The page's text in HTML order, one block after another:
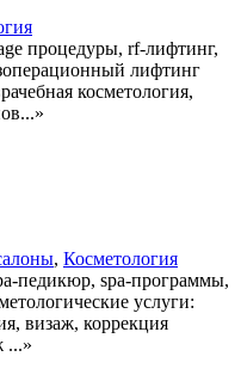
процедуры, rf-лифтинг,
лифтинг
косметология,
, Косметология
педикюр, spa-программы,
услуги:
визаж, коррекция
...»